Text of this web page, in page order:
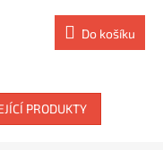
Do košíku
PRODUKTY